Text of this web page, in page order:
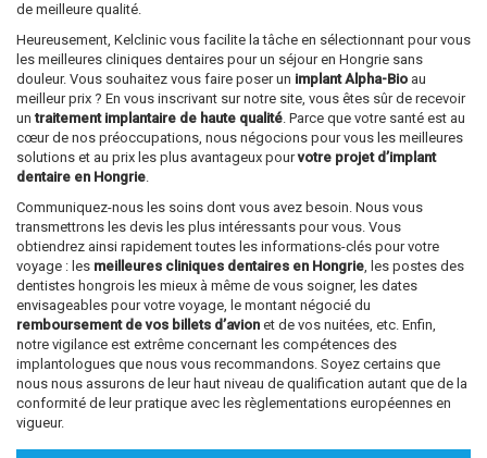
de meilleure qualité.
Heureusement, Kelclinic vous facilite la tâche en sélectionnant pour vous
les meilleures cliniques dentaires pour un séjour en Hongrie sans
douleur. Vous souhaitez vous faire poser un implant Alpha-Bio au
meilleur prix ? En vous inscrivant sur notre site, vous êtes sûr de recevoir
untraitement implantaire de haute qualité. Parce que votre santé est au
cœur de nos préoccupations, nous négocions pour vous les meilleures
solutions et au prix les plus avantageux pourvotre projet d’implant
dentaire en Hongrie.
Communiquez-nous les soins dont vous avez besoin. Nous vous
transmettrons les devis les plus intéressants pour vous. Vous
obtiendrez ainsi rapidement toutes les informations-clés pour votre
voyage : les meilleures cliniques dentaires en Hongrie, les postes des
dentistes hongrois les mieux à même de vous soigner, les dates
envisageables pour votre voyage, le montant négocié du
remboursement de vos billets d’avion et de vos nuitées, etc. Enfin,
notre vigilance est extrême concernant les compétences des
implantologues que nous vous recommandons. Soyez certains que
nous nous assurons de leur haut niveau de qualification autant que de la
conformité de leur pratique avec les règlementations européennes en
vigueur.